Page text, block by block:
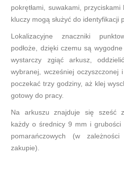
pokrętłami, suwakami,
kluczy mogą służyć do identyfikacji
Lokalizacyjne znaczniki
podłoże, dzięki czemu są
wystarczy zgiąć arkusz,
wybranej, wcześniej oczyszczonej i
poczekać trzy godziny, aż klej
gotowy do pracy.
Na arkuszu znajduje się sześć
każdy o średnicy 9 mm i grubości
pomarańczowych (w
zakupie).